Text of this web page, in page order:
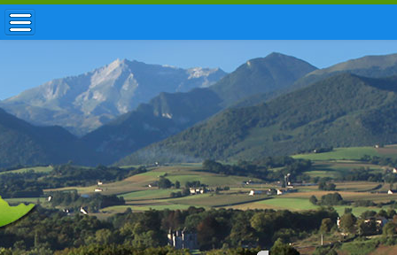
ACCUEIL / INFOS
MUNICIPALITÉ
VIE LOCALE
ENFANCE
TOURISME
HISTOIRE